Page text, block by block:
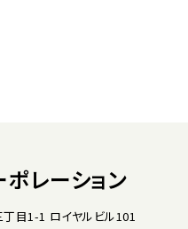
レーション
目1-1 ロイヤルビル101